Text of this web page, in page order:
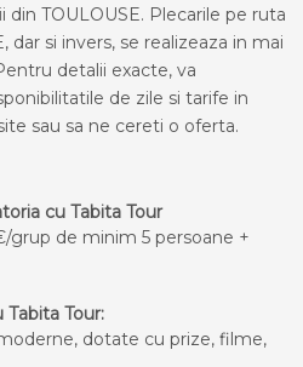
TOULOUSE. Plecarile pe ruta
dar si invers, se realizeaza in mai
detalii exacte, va
de zile si tarife in
sau sa ne cereti o oferta.
cu Tabita Tour
grup de minim 5 persoane +
Tour:
dotate cu prize, filme,